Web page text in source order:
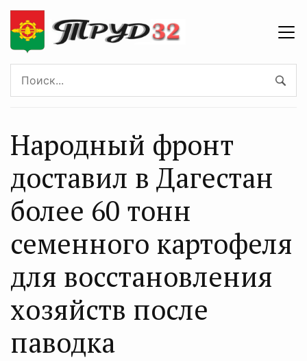
Народный фронт
доставил в Дагестан
более 60 тонн
семенного картофеля
для восстановления
хозяйств после
паводка